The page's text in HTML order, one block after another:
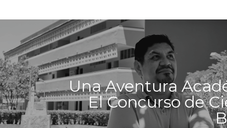
Una Aventura
El Concurso de